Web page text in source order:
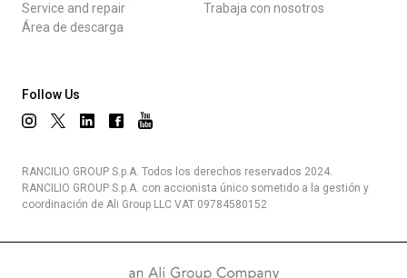
Service and repair
Área de descarga
Trabaja con nosotros
Follow Us
RANCILIO GROUP S.p.A. Todos los derechos reservados 2024.
RANCILIO GROUP S.p.A. con accionista único sometido a la gestión y
coordinación de Ali Group LLC VAT 09784580152